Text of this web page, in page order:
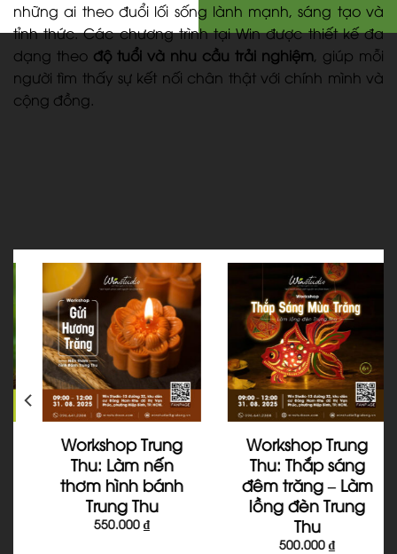
những ai theo đuổi lối sống lành mạnh, sáng tạo và
tỉnh thức. Các chương trình tại Win được thiết kế đa
dạng theo độ tuổi và nhu cầu trải nghiệm, giúp mỗi
người tìm thấy sự kết nối chân thật với chính mình và
cộng đồng.
Workshop Trung
Thu: Làm nến
thơm hình bánh
Trung Thu
550.000₫
Workshop Trung
Thu: Thắp sáng
đêm trăng – Làm
lồng đèn Trung
Thu
500.000₫